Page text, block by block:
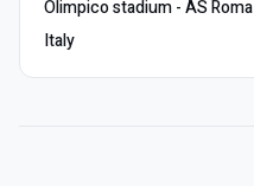
Olimpico stadium - AS Roma
Italy